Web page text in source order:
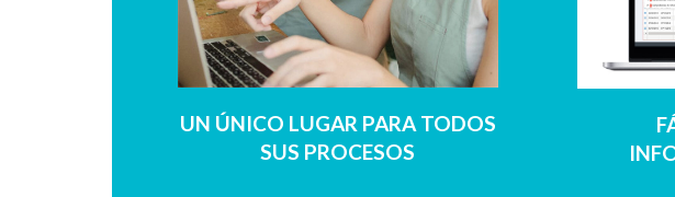
UN ÚNICO LUGAR PARA TODOS
SUS PROCESOS